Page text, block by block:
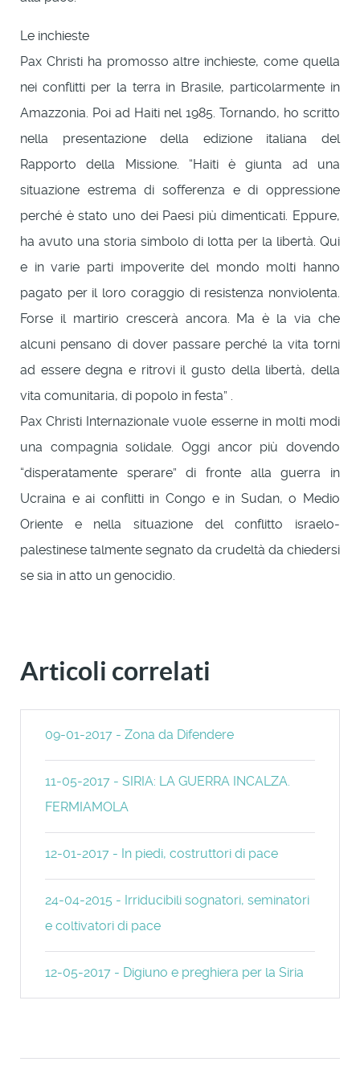
Le inchieste
Pax Christi ha promosso altre inchieste, come quella
nei conflitti per la terra in Brasile, particolarmente in
Amazzonia. Poi ad Haiti nel 1985. Tornando, ho scritto
nella presentazione della edizione italiana del
Rapporto della Missione. “Haiti è giunta ad una
situazione estrema di sofferenza e di oppressione
perché è stato uno dei Paesi più dimenticati. Eppure,
ha avuto una storia simbolo di lotta per la libertà. Qui
e in varie parti impoverite del mondo molti hanno
pagato per il loro coraggio di resistenza nonviolenta.
Forse il martirio crescerà ancora. Ma è la via che
alcuni pensano di dover passare perché la vita torni
ad essere degna e ritrovi il gusto della libertà, della
vita comunitaria, di popolo in festa” .
Pax Christi Internazionale vuole esserne in molti modi
una compagnia solidale. Oggi ancor più dovendo
“disperatamente sperare” di fronte alla guerra in
Ucraina e ai conflitti in Congo e in Sudan, o Medio
Oriente e nella situazione del conflitto israelo-
palestinese talmente segnato da crudeltà da chiedersi
se sia in atto un genocidio.
Articoli correlati
09-01-2017 - Zona da Difendere
11-05-2017 - SIRIA: LA GUERRA INCALZA.
FERMIAMOLA
12-01-2017 - In piedi, costruttori di pace
24-04-2015 - Irriducibili sognatori, seminatori
e coltivatori di pace
12-05-2017 - Digiuno e preghiera per la Siria